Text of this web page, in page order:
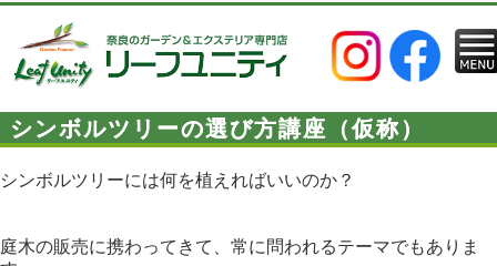
シンボルツリーの選び方講座（仮称）
シンボルツリーには何を植えればいいのか？
庭木の販売に携わってきて、常に問われるテーマでもありま